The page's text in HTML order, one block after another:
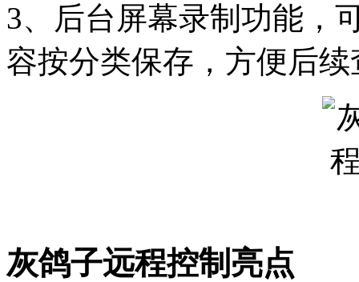
3、后台屏幕录制功能，
容按分类保存，方便后
灰鸽子远程控制亮点